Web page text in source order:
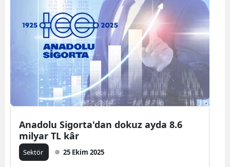
Anadolu Sigorta'dan dokuz ayda 8.6
milyar TL kâr
Sektör 25 Ekim 2025